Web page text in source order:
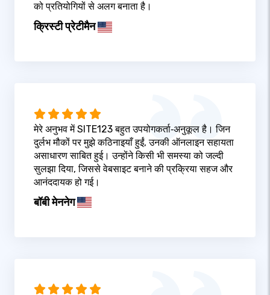
को प्रतियोगियों से अलग बनाता है।
क्रिस्टी प्रेटीमैन
मेरे अनुभव में SITE123 बहुत उपयोगकर्ता‑अनुकूल है। जिन
दुर्लभ मौकों पर मुझे कठिनाइयाँ हुईं, उनकी ऑनलाइन सहायता
असाधारण साबित हुई। उन्होंने किसी भी समस्या को जल्दी
सुलझा दिया, जिससे वेबसाइट बनाने की प्रक्रिया सहज और
आनंददायक हो गई।
बॉबी मेननेग